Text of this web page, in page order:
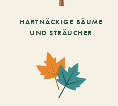
HARTNÄCKIGE BÄUME
UND STRÄUCHER